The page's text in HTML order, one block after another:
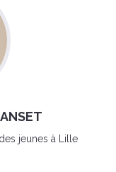
jeunes à Lille